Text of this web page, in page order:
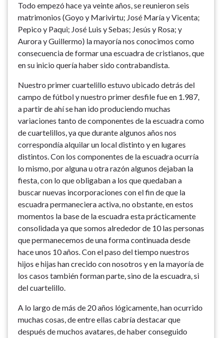
Todo empezó hace ya veinte años, se reunieron seis
matrimonios (Goyo y Marivirtu; José María y Vicenta;
Pepico y Paqui; José Luis y Sebas; Jesús y Rosa; y
Aurora y Guillermo) la mayoría nos conocimos como
consecuencia de formar una escuadra de cristianos, que
en su inicio quería haber sido contrabandista.
Nuestro primer cuartelillo estuvo ubicado detrás del
campo de fútbol y nuestro primer desfile fue en 1.987,
a partir de ahí se han ido produciendo muchas
variaciones tanto de componentes de la escuadra como
de cuartelillos, ya que durante algunos años nos
correspondía alquilar un local distinto y en lugares
distintos. Con los componentes de la escuadra ocurría
lo mismo, por alguna u otra razón algunos dejaban la
fiesta, con lo que obligaban a los que quedaban a
buscar nuevas incorporaciones con el fin de que la
escuadra permaneciera activa, no obstante, en estos
momentos la base de la escuadra esta prácticamente
consolidada ya que somos alrededor de 10 las personas
que permanecemos de una forma continuada desde
hace unos 10 años. Con el paso del tiempo nuestros
hijos e hijas han crecido con nosotros y en la mayoría de
los casos también forman parte, sino de la escuadra, si
del cuartelillo.
A lo largo de más de 20 años lógicamente, han ocurrido
muchas cosas, de entre ellas cabría destacar que
después de muchos avatares, de haber conseguido